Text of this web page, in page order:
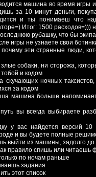
машина во время игры
за 10 минут деньги,
и ты понимаеш что
Итог: 1500 расходов=)))
рубашку, что бы
игры не узнаете свои
эти странные люди,
собаки, ни сторожа,
тобой и кодом
скучающих ночных
за кодом
машина больше
вы всегда выбираете
у вас найдется версий
и вы будете полные
выйти из машины, задолго до
правило спишь или читаешь
по ночам раньше
задания
этот список